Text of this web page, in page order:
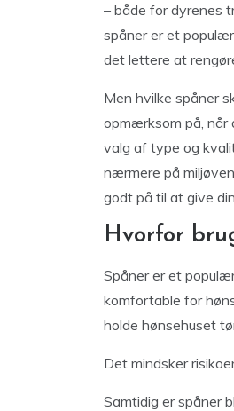
– både for dyrenes
spåner er et
det lettere at
Men hvilke spåner
opmærksom på, når
valg af type og
nærmere på
godt på til at give
Hvorfor
Spåner er et
komfortable for
holde hønsehuset
Det mindsker
Samtidig er spåner